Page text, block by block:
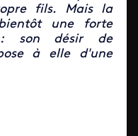
fils. Mais la
une forte
: son désir de
à elle d'une